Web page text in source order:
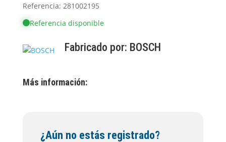
Referencia: 281002195
Referencia disponible
Fabricado por: BOSCH
Más información:
¿Aún no estás registrado?